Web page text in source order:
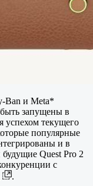
Ban и Meta*
запущены в
успехом текущего
популярные
и в
будущие Quest Pro 2
с
.